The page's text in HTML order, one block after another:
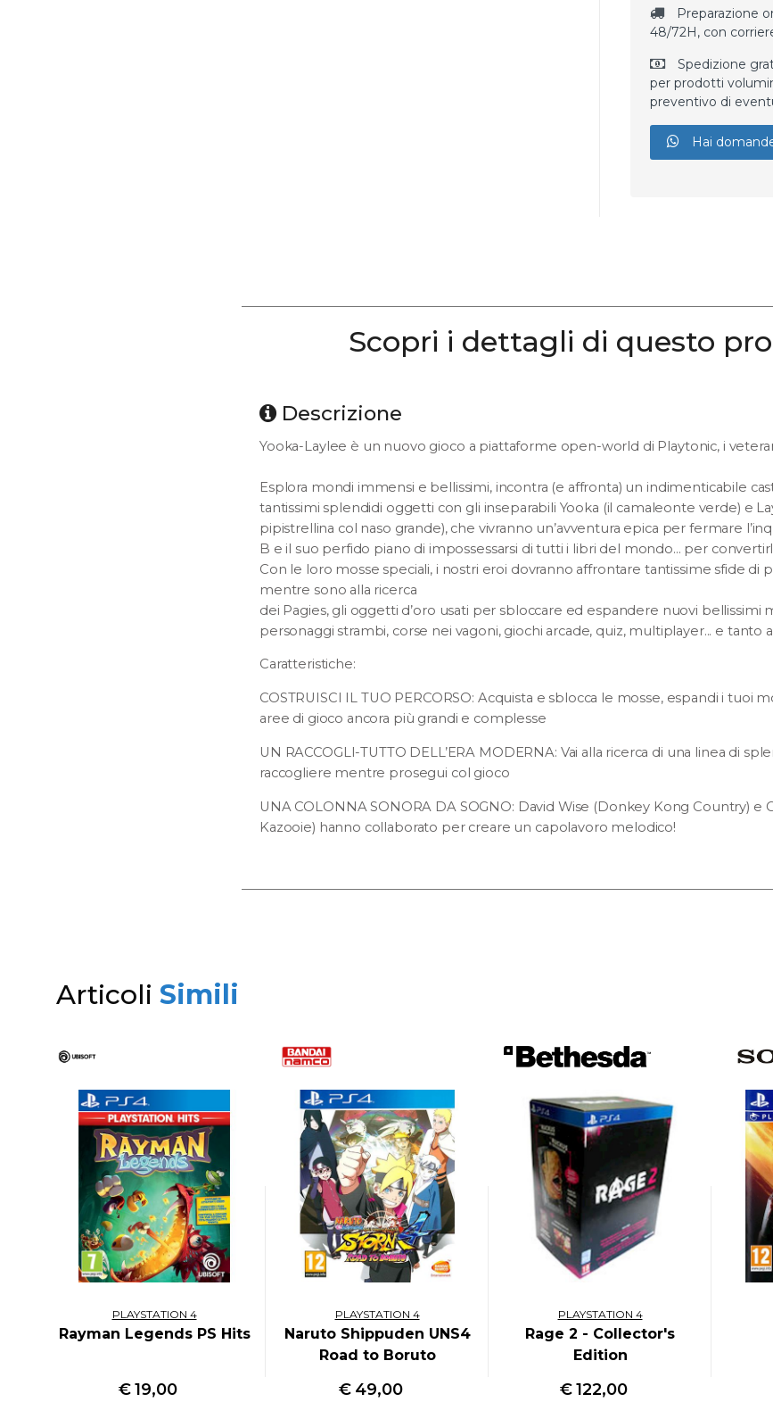
Preparazione
48/72H, con
Spedizione
per prodotti
preventivo di
Hai
Scopri i dettagli di questo
Descrizione
Yooka-Laylee è un nuovo gioco a piattaforme open-world di Playtonic, i
Esplora mondi immensi e bellissimi, incontra (e affronta) un indimenticabile
tantissimi splendidi oggetti con gli inseparabili Yooka (il camaleonte verde) e
pipistrellina col naso grande), che vivranno un’avventura epica per fermare
B e il suo perfido piano di impossessarsi di tutti i libri del mondo... per
Con le loro mosse speciali, i nostri eroi dovranno affrontare tantissime sfide di
mentre sono alla ricerca
dei Pagies, gli oggetti d’oro usati per sbloccare ed espandere nuovi bellissimi
personaggi strambi, corse nei vagoni, giochi arcade, quiz, multiplayer... e tanto
Caratteristiche:
COSTRUISCI IL TUO PERCORSO: Acquista e sblocca le mosse, espandi i tuoi
aree di gioco ancora più grandi e complesse
UN RACCOGLI-TUTTO DELL’ERA MODERNA: Vai alla ricerca di una linea di
raccogliere mentre prosegui col gioco
UNA COLONNA SONORA DA SOGNO: David Wise (Donkey Kong Country) e
Kazooie) hanno collaborato per creare un capolavoro melodico!
Articoli Simili
PLAYSTATION 4
Rayman Legends PS Hits
€19,00
PLAYSTATION 4
Naruto Shippuden UNS4
Road to Boruto
€ 49,00
PLAYSTATION 4
Rage 2 - Collector's
Edition
€122,00